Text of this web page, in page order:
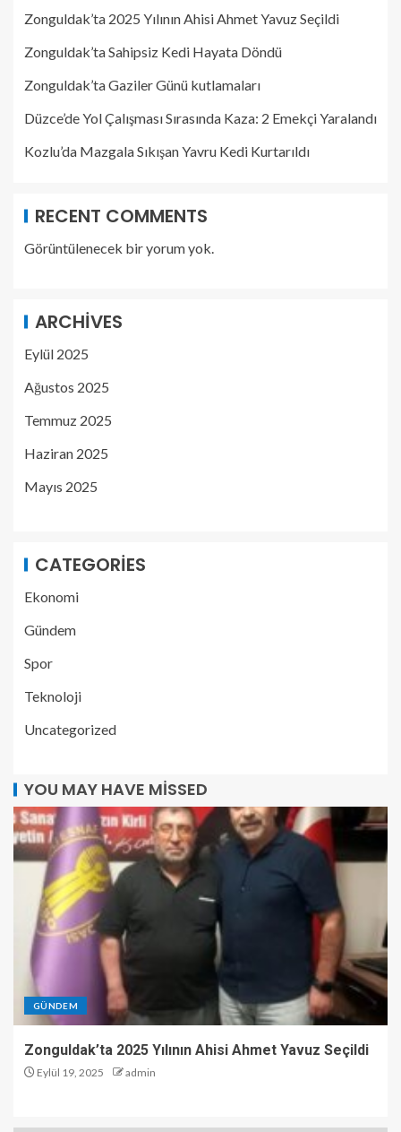
Zonguldak’ta 2025 Yılının Ahisi Ahmet Yavuz Seçildi
Zonguldak’ta Sahipsiz Kedi Hayata Döndü
Zonguldak’ta Gaziler Günü kutlamaları
Düzce’de Yol Çalışması Sırasında Kaza: 2 Emekçi Yaralandı
Kozlu’da Mazgala Sıkışan Yavru Kedi Kurtarıldı
RECENT COMMENTS
Görüntülenecek bir yorum yok.
ARCHIVES
Eylül 2025
Ağustos 2025
Temmuz 2025
Haziran 2025
Mayıs 2025
CATEGORIES
Ekonomi
Gündem
Spor
Teknoloji
Uncategorized
YOU MAY HAVE MISSED
GÜNDEM
Zonguldak’ta 2025 Yılının Ahisi Ahmet Yavuz Seçildi
Eylül 19, 2025 admin